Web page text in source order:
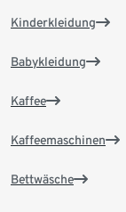
Kinderkleidung
Babykleidung
Kaffee
Kaffeemaschinen
Bettwäsche